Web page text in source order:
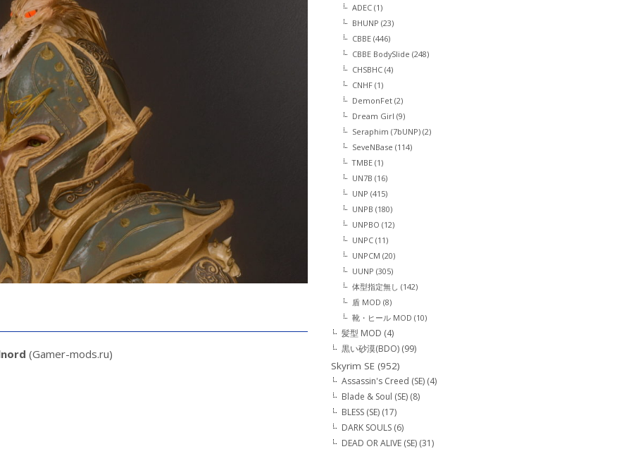
(Gamer-mods.ru)
ADEC (1)
BHUNP (23)
CBBE (446)
CBBE BodySlide (248)
CHSBHC (4)
CNHF (1)
DemonFet (2)
Dream Girl (9)
Seraphim (7bUNP) (2)
SeveNBase (114)
TMBE (1)
UN7B (16)
UNP (415)
UNPB (180)
UNPBO (12)
UNPC (11)
UNPCM (20)
UUNP (305)
体型指定無し (142)
盾 MOD (8)
靴・ヒール MOD (10)
髪型 MOD (4)
黒い砂漠(BDO) (99)
Skyrim SE (952)
Assassin's Creed (SE) (4)
Blade & Soul (SE) (8)
BLESS (SE) (17)
DARK SOULS (6)
DEAD OR ALIVE (SE) (31)